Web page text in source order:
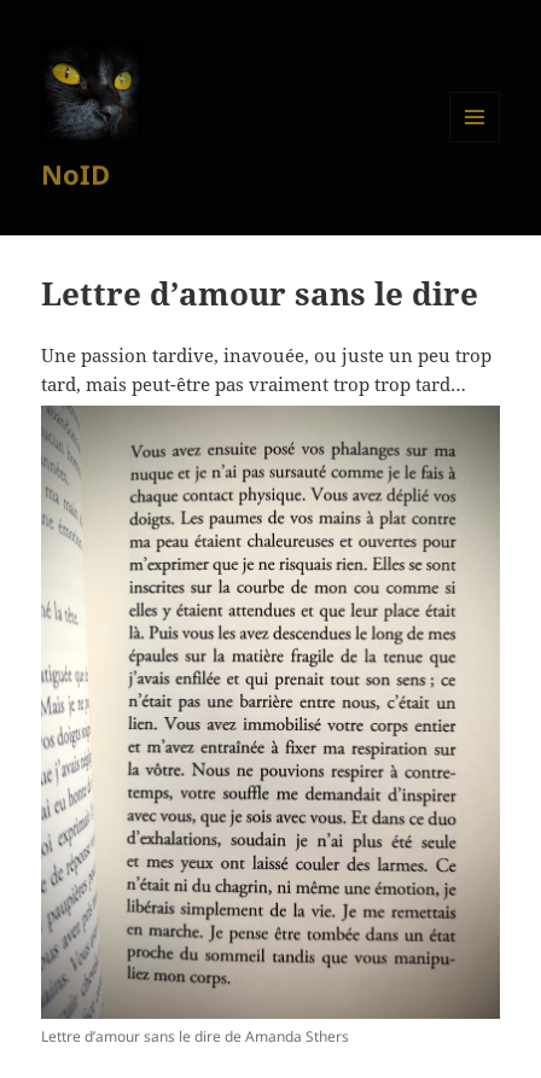
NoID
Lettre d’amour sans le dire
Une passion tardive, inavouée, ou juste un peu trop
tard, mais peut-être pas vraiment trop trop tard…
Lettre d’amour sans le dire de Amanda Sthers